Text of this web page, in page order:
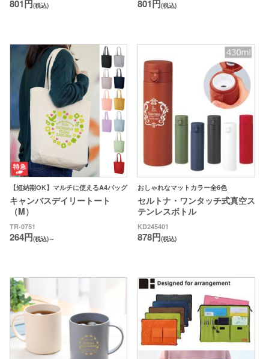
801円(税込) 801円(税込)
【短納期OK】マルチに使えるA4バッグ
キャンバスデイリートート
（M）
TR-0751
264円(税込)～
おしゃれなマットカラー全6色
セルトナ・ワンタッチ式真空ス
テンレスボトル
KD245401
878円(税込)